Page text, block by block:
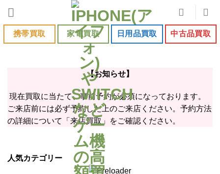
content携帯買取 家電買取 日用品買取 中古品買取
【お知らせ】
現在買取に当たて、事前予約が必須になっております。
ご来店前には必ず予約した上のご来店ください。予約方法
の詳細について「来店買取」をご確認ください。
人気カテゴリー